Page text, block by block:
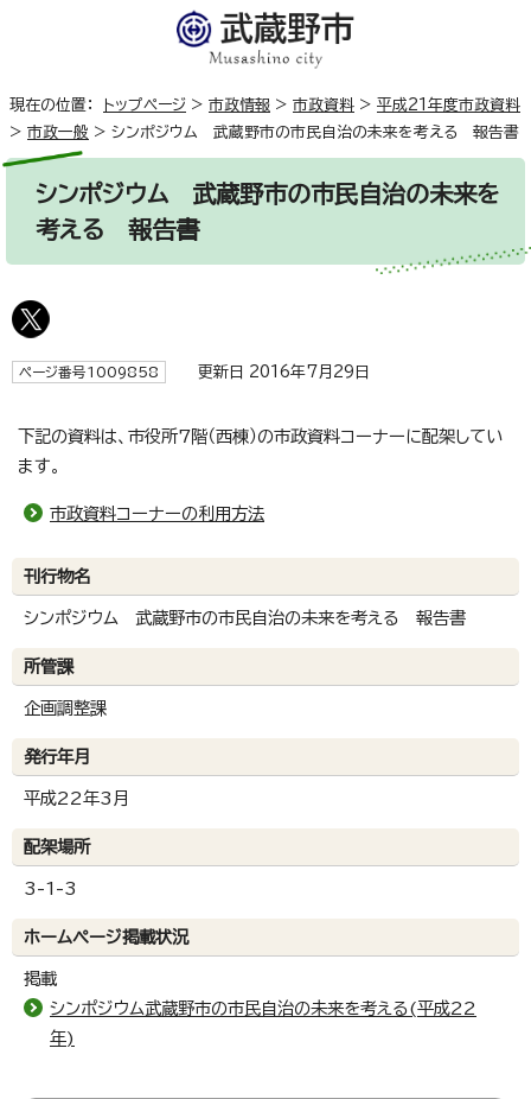
現在の位置： トップページ > 市政情報 > 市政資料 > 平成21年度市政資料
> 市政一般 > シンポジウム 武蔵野市の市民自治の未来を考える 報告書
シンポジウム 武蔵野市の市民自治の未来を
考える 報告書
ページ番号1009858 更新日 2016年7月29日
下記の資料は、市役所7階（西棟）の市政資料コーナーに配架してい
ます。
市政資料コーナーの利用方法
刊行物名
シンポジウム 武蔵野市の市民自治の未来を考える 報告書
所管課
企画調整課
発行年月
平成22年3月
配架場所
3-1-3
ホームページ掲載状況
掲載
シンポジウム武蔵野市の市民自治の未来を考える(平成22
年)